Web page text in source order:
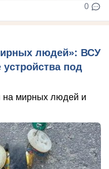
0
людей»: ВСУ
под
на мирных людей и